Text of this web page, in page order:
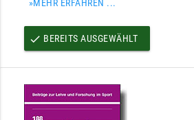
»MEHR ERFAHREN ...
done BEREITS AUSGEWÄHLT